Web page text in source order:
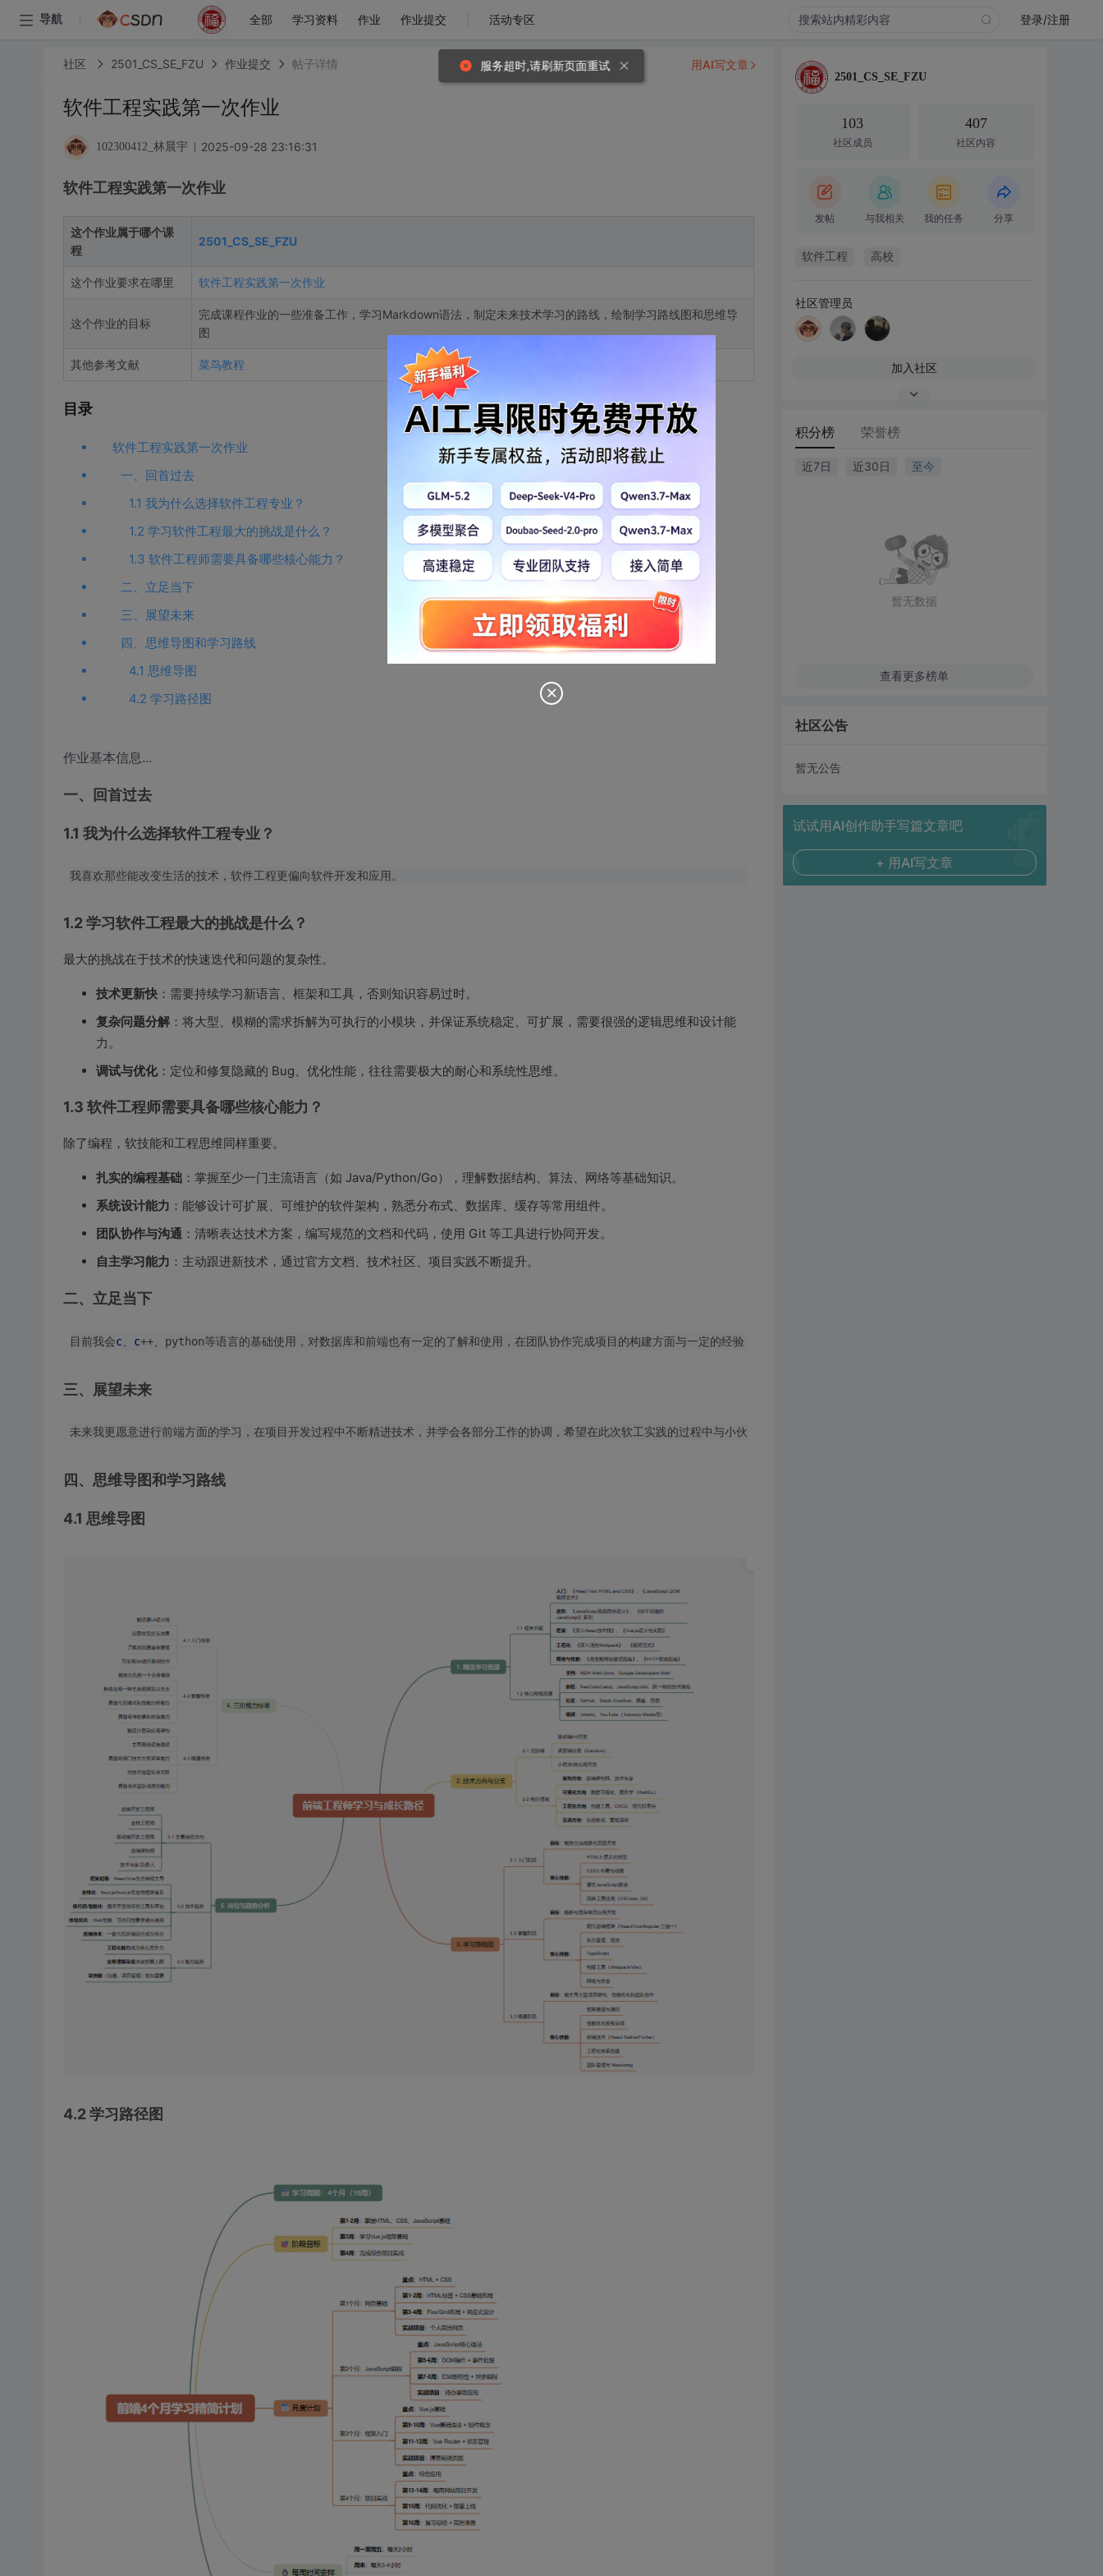
导航 全部 学习资料 作业 作业提交 活动专区 登录/注册
社区 2501_CS_SE_FZU 作业提交 帖子详情
软件工程实践第一次作业
102300412_林晨宇 2025-09-28 23:16:31
软件工程实践第一次作业
这个作业属于哪个课
程
2501_CS_SE_FZU
这个作业要求在哪里 软件工程实践第一次作业
这个作业的目标
完成课程作业的一些准备工作，学习Markdown语法，制定未来技术学习的路线，绘制学习路线图和思维导
图
其他参考文献 菜鸟教程
目录
软件工程实践第一次作业
一、回首过去
1.1 我为什么选择软件工程专业？
1.2 学习软件工程最大的挑战是什么？
1.3 软件工程师需要具备哪些核心能力？
二、立足当下
三、展望未来
四、思维导图和学习路线
4.1 思维导图
4.2 学习路径图
作业基本信息...
一、回首过去
1.1 我为什么选择软件工程专业？
1.2 学习软件工程最大的挑战是什么？
最大的挑战在于技术的快速迭代和问题的复杂性。
技术更新快：需要持续学习新语言、框架和工具，否则知识容易过时。
复杂问题分解：将大型、模糊的需求拆解为可执行的小模块，并保证系统稳定、可扩展，需要很强的逻辑思维和设计能
力。
调试与优化：定位和修复隐藏的 Bug、优化性能，往往需要极大的耐心和系统性思维。
1.3 软件工程师需要具备哪些核心能力？
除了编程，软技能和工程思维同样重要。
扎实的编程基础：掌握至少一门主流语言（如 Java/Python/Go），理解数据结构、算法、网络等基础知识。
系统设计能力 ：能够设计可扩展、可维护的软件架构，熟悉分布式、数据库、缓存等常用组件。
团队协作与沟通 ：清晰表达技术方案，编写规范的文档和代码，使用 Git 等工具进行协同开发。
自主学习能力 ：主动跟进新技术，通过官方文档、技术社区、项目实践不断提升。
二、立足当下
目前我会c、 c
三、展望未来
四、思维导图和学习路线
4.1 思维导图
4.2 学习路径图
用AI写文章
2501_CS_SE_FZU
103
社区成员
407
社区内容
发帖 与我相关 我的任务 分享
软件工程 高校
社区管理员
加入社区
积分榜 荣誉榜
近7日 近30日 至今
暂无数据
查看更多榜单
社区公告
暂无公告
试试用AI创作助手写篇文章吧
+ 用AI写文章
服务超时,请刷新页面重试